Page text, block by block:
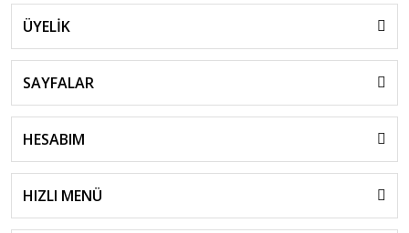
ÜYELİK
SAYFALAR
HESABIM
HIZLI MENÜ